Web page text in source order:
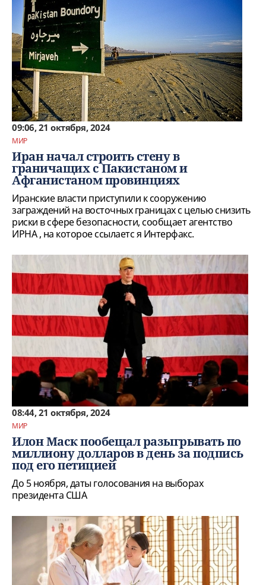
09:06, 21 октября, 2024
МИР
Иран начал строить стену в
граничащих с Пакистаном и
Афганистаном провинциях
Иранские власти приступили к сооружению
заграждений на восточных границах с целью снизить
риски в сфере безопасности, сообщает агентство
ИРНА , на которое ссылаетс я Интерфакс.
08:44, 21 октября, 2024
МИР
Илон Маск пообещал разыгрывать по
миллиону долларов в день за подпись
под его петицией
До 5 ноября, даты голосования на выборах
президента США